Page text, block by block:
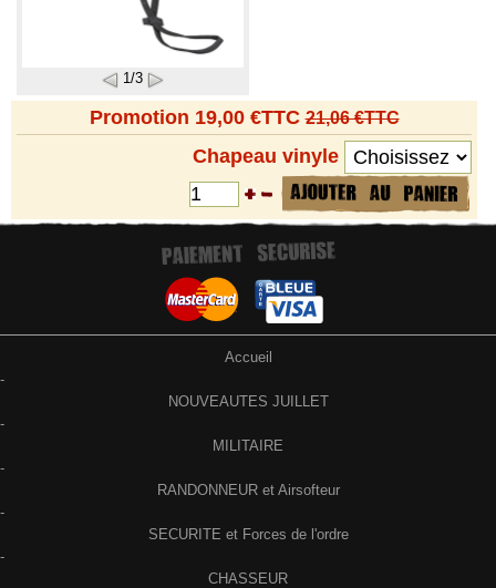
1/3
Promotion 19,00 €TTC21,06 €TTC
Chapeau vinyle
Accueil
-
NOUVEAUTES JUILLET
-
MILITAIRE
-
RANDONNEUR et Airsofteur
-
SECURITE et Forces de l'ordre
-
CHASSEUR